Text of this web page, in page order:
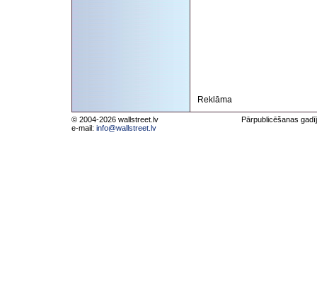
Reklāma
© 2004-2026 wallstreet.lv
e-mail: info@wallstreet.lv
Pārpublicēšanas